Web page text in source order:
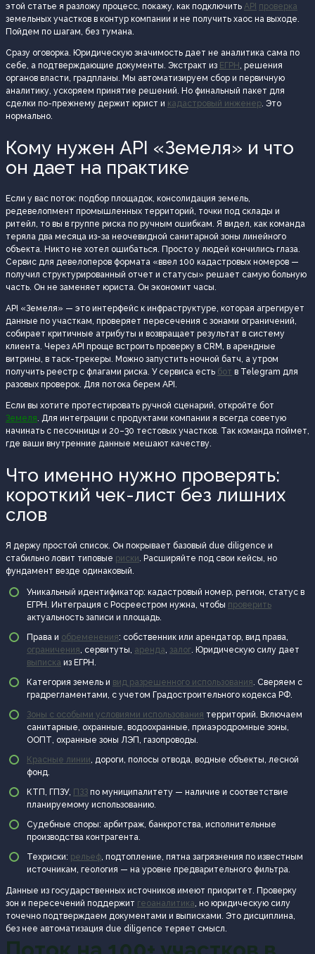
этой статье я разложу процесс, покажу, как подключить API проверка
земельных участков в контур компании и не получить хаос на выходе.
Пойдем по шагам, без тумана.
Сразу оговорка. Юридическую значимость дает не аналитика сама по
себе, а подтверждающие документы. Экстракт из ЕГРН, решения
органов власти, градпланы. Мы автоматизируем сбор и первичную
аналитику, ускоряем принятие решений. Но финальный пакет для
сделки по-прежнему держит юрист и кадастровый инженер. Это
нормально.
Кому нужен API «Земеля» и что
он дает на практике
Если у вас поток: подбор площадок, консолидация земель,
редевелопмент промышленных территорий, точки под склады и
ритейл, то вы в группе риска по ручным ошибкам. Я видел, как команда
теряла два месяца из-за неочевидной санитарной зоны линейного
объекта. Никто не хотел ошибаться. Просто у людей кончились глаза.
Сервис для девелоперов формата «ввел 100 кадастровых номеров —
получил структурированный отчет и статусы» решает самую больную
часть. Он не заменяет юриста. Он экономит часы.
API «Земеля» — это интерфейс к инфраструктуре, которая агрегирует
данные по участкам, проверяет пересечения с зонами ограничений,
собирает критичные атрибуты и возвращает результат в систему
клиента. Через API проще встроить проверку в CRM, в арендные
витрины, в таск-трекеры. Можно запустить ночной батч, а утром
получить реестр с флагами риска. У сервиса есть бот в Telegram для
разовых проверок. Для потока берем API.
Если вы хотите протестировать ручной сценарий, откройте бот
Земеля. Для интеграции с продуктами компании я всегда советую
начинать с песочницы и 20–30 тестовых участков. Так команда поймет,
где ваши внутренние данные мешают качеству.
Что именно нужно проверять:
короткий чек-лист без лишних
слов
Я держу простой список. Он покрывает базовый due diligence и
стабильно ловит типовые риски. Расширяйте под свои кейсы, но
фундамент везде одинаковый.
Уникальный идентификатор: кадастровый номер, регион, статус в
ЕГРН. Интеграция с Росреестром нужна, чтобы проверить
актуальность записи и площадь.
Права и обременения: собственник или арендатор, вид права,
ограничения, сервитуты, аренда, залог. Юридическую силу дает
выписка из ЕГРН.
Категория земель и вид разрешенного использования. Сверяем с
градрегламентами, с учетом Градостроительного кодекса РФ.
Зоны с особыми условиями использования территорий. Включаем
санитарные, охранные, водоохранные, приаэродромные зоны,
ООПТ, охранные зоны ЛЭП, газопроводы.
Красные линии, дороги, полосы отвода, водные объекты, лесной
фонд.
КТП, ГПЗУ, ПЗЗ по муниципалитету — наличие и соответствие
планируемому использованию.
Судебные споры: арбитраж, банкротства, исполнительные
производства контрагента.
Техриски: рельеф, подтопление, пятна загрязнения по известным
источникам, геология — на уровне предварительного фильтра.
Данные из государственных источников имеют приоритет. Проверку
зон и пересечений поддержит геоаналитика, но юридическую силу
точечно подтверждаем документами и выписками. Это дисциплина,
без нее автоматизация due diligence теряет смысл.